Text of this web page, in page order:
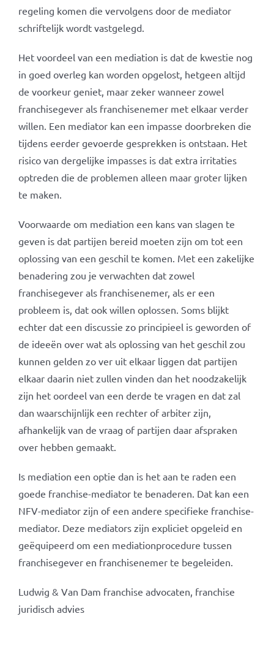
regeling komen die vervolgens door de mediator
schriftelijk wordt vastgelegd.
Het voordeel van een mediation is dat de kwestie nog
in goed overleg kan worden opgelost, hetgeen altijd
de voorkeur geniet, maar zeker wanneer zowel
franchisegever als franchisenemer met elkaar verder
willen. Een mediator kan een impasse doorbreken die
tijdens eerder gevoerde gesprekken is ontstaan. Het
risico van dergelijke impasses is dat extra irritaties
optreden die de problemen alleen maar groter lijken
te maken.
Voorwaarde om mediation een kans van slagen te
geven is dat partijen bereid moeten zijn om tot een
oplossing van een geschil te komen. Met een zakelijke
benadering zou je verwachten dat zowel
franchisegever als franchisenemer, als er een
probleem is, dat ook willen oplossen. Soms blijkt
echter dat een discussie zo principieel is geworden of
de ideeën over wat als oplossing van het geschil zou
kunnen gelden zo ver uit elkaar liggen dat partijen
elkaar daarin niet zullen vinden dan het noodzakelijk
zijn het oordeel van een derde te vragen en dat zal
dan waarschijnlijk een rechter of arbiter zijn,
afhankelijk van de vraag of partijen daar afspraken
over hebben gemaakt.
Is mediation een optie dan is het aan te raden een
goede franchise-mediator te benaderen. Dat kan een
NFV-mediator zijn of een andere specifieke franchise-
mediator. Deze mediators zijn expliciet opgeleid en
geëquipeerd om een mediationprocedure tussen
franchisegever en franchisenemer te begeleiden.
Ludwig & Van Dam franchise advocaten, franchise
juridisch advies